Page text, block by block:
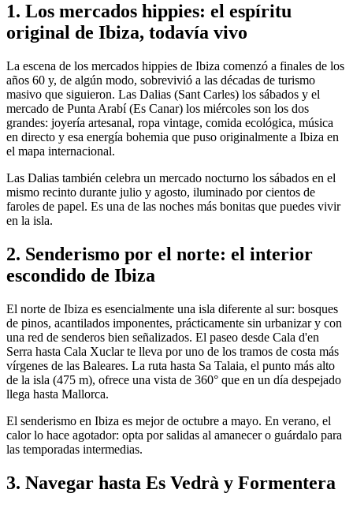
1. Los mercados hippies: el espíritu
original de Ibiza, todavía vivo
La escena de los mercados hippies de Ibiza comenzó a finales de los
años 60 y, de algún modo, sobrevivió a las décadas de turismo
masivo que siguieron. Las Dalias (Sant Carles) los sábados y el
mercado de Punta Arabí (Es Canar) los miércoles son los dos
grandes: joyería artesanal, ropa vintage, comida ecológica, música
en directo y esa energía bohemia que puso originalmente a Ibiza en
el mapa internacional.
Las Dalias también celebra un mercado nocturno los sábados en el
mismo recinto durante julio y agosto, iluminado por cientos de
faroles de papel. Es una de las noches más bonitas que puedes vivir
en la isla.
2. Senderismo por el norte: el interior
escondido de Ibiza
El norte de Ibiza es esencialmente una isla diferente al sur: bosques
de pinos, acantilados imponentes, prácticamente sin urbanizar y con
una red de senderos bien señalizados. El paseo desde Cala d'en
Serra hasta Cala Xuclar te lleva por uno de los tramos de costa más
vírgenes de las Baleares. La ruta hasta Sa Talaia, el punto más alto
de la isla (475 m), ofrece una vista de 360° que en un día despejado
llega hasta Mallorca.
El senderismo en Ibiza es mejor de octubre a mayo. En verano, el
calor lo hace agotador: opta por salidas al amanecer o guárdalo para
las temporadas intermedias.
3. Navegar hasta Es Vedrà y Formentera